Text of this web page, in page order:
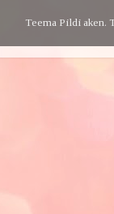
Teema Pildi aken.